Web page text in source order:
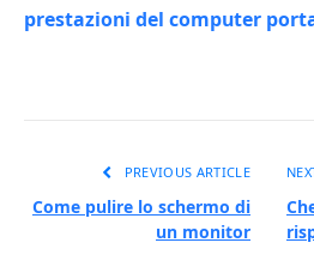
prestazioni del computer
PREVIOUS ARTICLE
Come pulire lo schermo di
un monitor